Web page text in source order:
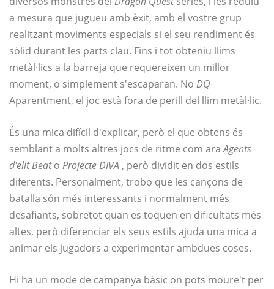
a mesura que jugueu amb èxit, amb el vostre grup
realitzant moviments especials si el seu rendiment és
sòlid durant les parts clau. Fins i tot obteniu llims
metàl·lics a la barreja que requereixen un millor
moment, o simplement s'escaparan. No DQ
Aparentment, el joc està fora de perill del llim metàl·lic.
És una mica difícil d'explicar, però el que obtens és
semblant a molts altres jocs de ritme com araAgents
d'elit Beato Projecte DIVA , però dividit en dos estils
diferents. Personalment, trobo que les cançons de
batalla són més interessants i normalment més
desafiants, sobretot quan es toquen en dificultats més
altes, però diferenciar els seus estils ajuda una mica a
animar els jugadors a experimentar ambdues coses.
Hi ha un mode de campanya bàsic on pots moure't per